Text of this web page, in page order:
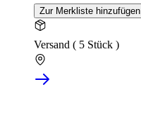
Zur Merkliste hinzufügen
Versand ( 5 Stück )